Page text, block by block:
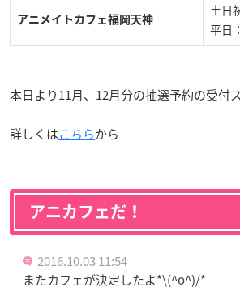
アニメイトカフェ福岡天神
土日
平日
本日より11月、12月分の抽選予約の受付
詳しくはこちらから
アニカフェだ！
2016.10.03 11:54
またカフェが決定したよ*\(^o^)/*